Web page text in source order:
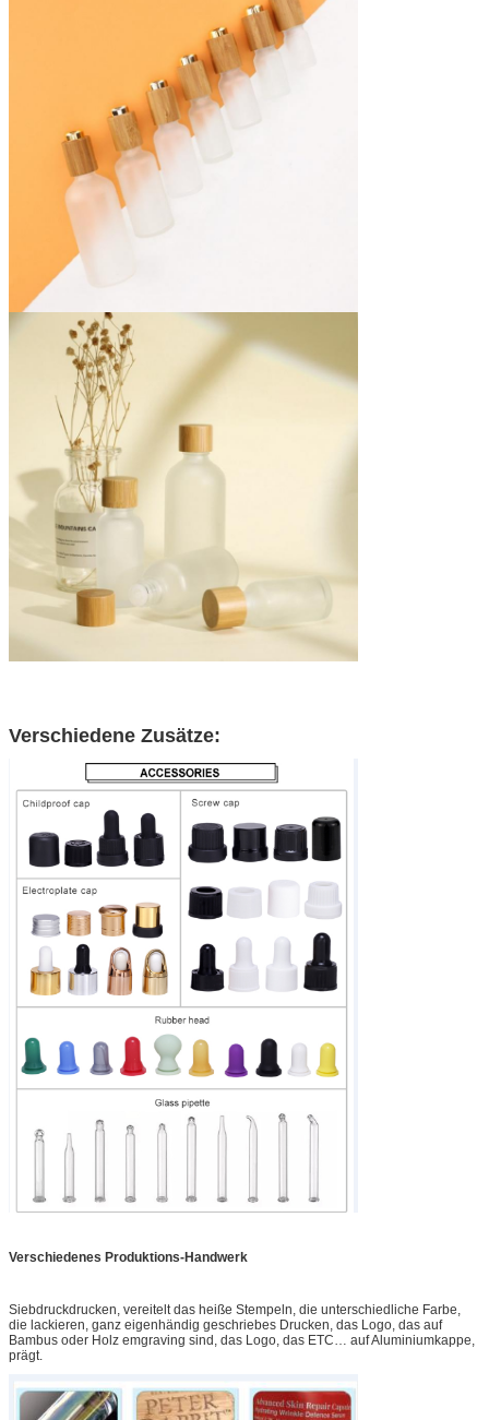
Verschiedene Zusätze:
Verschiedenes Produktions-Handwerk
Siebdruckdrucken, vereitelt das heiße Stempeln, die unterschiedliche Farbe,
die lackieren, ganz eigenhändig geschriebes Drucken, das Logo, das auf
Bambus oder Holz emgraving sind, das Logo, das ETC… auf Aluminiumkappe,
prägt.